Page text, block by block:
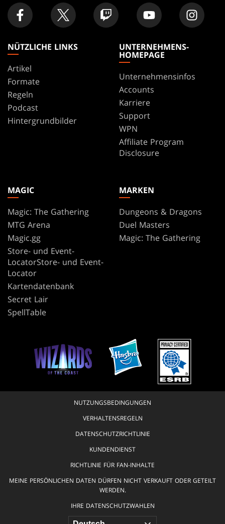
NÜTZLICHE LINKS
Artikel
Formate
Regeln
Podcast
Hintergrundbilder
UNTERNEHMENS-
HOMEPAGE
Unternehmensinfos
Accounts
Karriere
Support
WPN
Affiliate Program
Disclosure
MAGIC
Magic: The Gathering
MTG Arena
Magic.gg
Store- und Event-
LocatorStore- und Event-
Locator
Kartendatenbank
Secret Lair
SpellTable
MARKEN
Dungeons & Dragons
Duel Masters
Magic: The Gathering
NUTZUNGSBEDINGUNGEN
VERHALTENSREGELN
DATENSCHUTZRICHTLINIE
KUNDENDIENST
RICHTLINIE FÜR FAN-INHALTE
MEINE PERSÖNLICHEN DATEN DÜRFEN NICHT VERKAUFT ODER GETEILT
WERDEN.
IHRE DATENSCHUTZWAHLEN